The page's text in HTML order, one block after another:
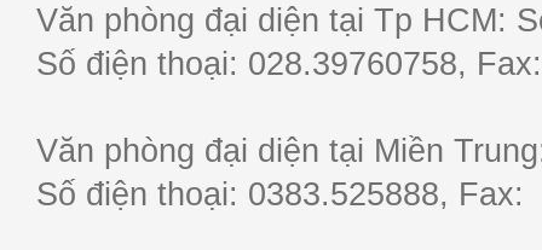
Văn phòng đại diện tại Tp HCM:
Số điện thoại: 028.39760758,
Văn phòng đại diện tại Miền
Số điện thoại: 0383.525888,